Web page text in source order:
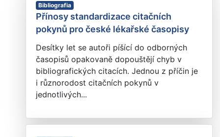
Bibliografia
Přínosy standardizace citačních
pokynů pro české lékařské časopisy
Desítky let se autoři píšící do odborných
časopisů opakovaně dopouštějí chyb v
bibliografických citacích. Jednou z příčin je
i různorodost citačních pokynů v
jednotlivých...